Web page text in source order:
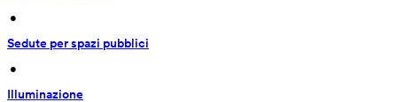
•
Sedute per spazi pubblici
•
Illuminazione